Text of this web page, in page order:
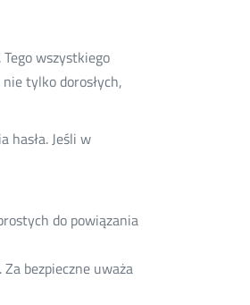
wszystkiego
tylko dorosłych,
hasła. Jeśli w
do powiązania
bezpieczne uważa